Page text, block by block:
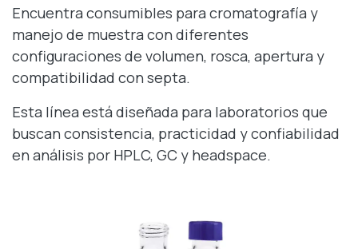
Encuentra consumibles para cromatografía y
manejo de muestra con diferentes
configuraciones de volumen, rosca, apertura y
compatibilidad con septa.
Esta línea está diseñada para laboratorios que
buscan consistencia, practicidad y confiabilidad
en análisis por HPLC, GC y headspace.